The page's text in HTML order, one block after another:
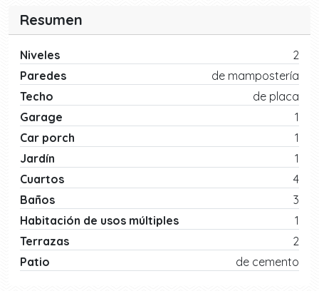
Resumen
Niveles
2
Paredes
de mampostería
Techo
de placa
Garage
1
Car porch
1
Jardín
1
Cuartos
4
Baños
3
Habitación de usos múltiples
1
Terrazas
2
Patio
de cemento